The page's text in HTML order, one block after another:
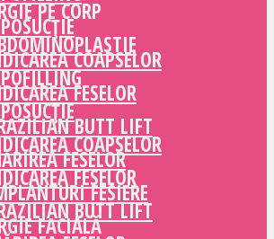
COAPSELOR
FESELOR
BUTT LIFT
FESELOR
FESIERE
FACIALĂ
PE CORP
COAPSELOR
FESELOR
BUTT LIFT